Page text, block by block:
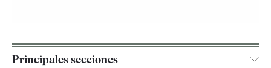
Principales secciones